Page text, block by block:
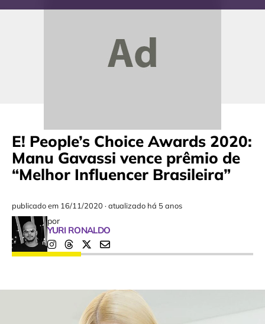
E! People’s Choice Awards 2020:
Manu Gavassi vence prêmio de
“Melhor Influencer Brasileira”
publicado em 16/11/2020 ·atualizado há 5 anos
por
YURI RONALDO